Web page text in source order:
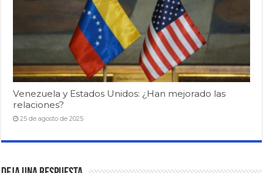
Venezuela y Estados Unidos: ¿Han mejorado las
relaciones?
25 de agosto de 2025